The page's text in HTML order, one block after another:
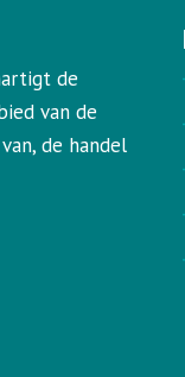
de
van de
de handel